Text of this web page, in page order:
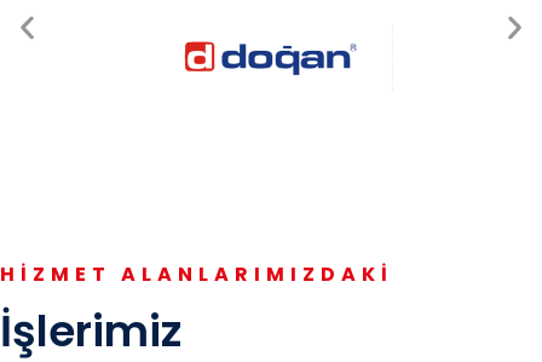
HİZMET ALANLARIMIZDAKI
İşlerimiz